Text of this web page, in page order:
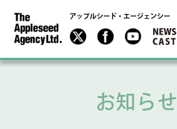
アップルシード・エージェンシー
お知らせ